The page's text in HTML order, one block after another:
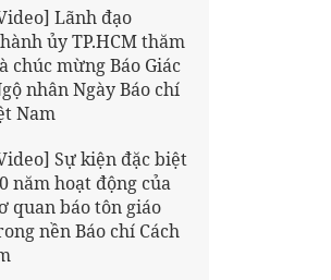
Lãnh đạo
ủy TP.HCM thăm
chúc mừng Báo Giác
nhân Ngày Báo chí
Nam
Sự kiện đặc biệt
năm hoạt động của
quan báo tôn giáo
nền Báo chí Cách